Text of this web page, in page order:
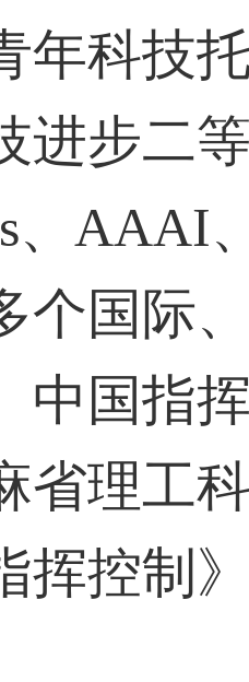
年科技
进步二
、 AAAI
个国际
中国指
省理工
挥控制